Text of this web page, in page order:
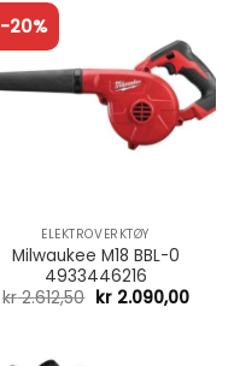
-20%
ELEKTROVERKTØY
Milwaukee M18 BBL-0
4933446216
kr2.612,50 kr2.090,00